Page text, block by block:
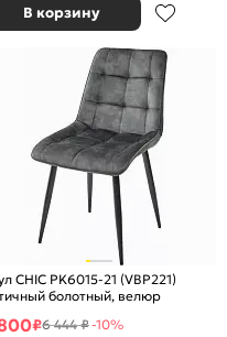
В корзину
CHIC PK6015-21 (VBP221)
болотный, велюр
₽6 444 ₽-10%